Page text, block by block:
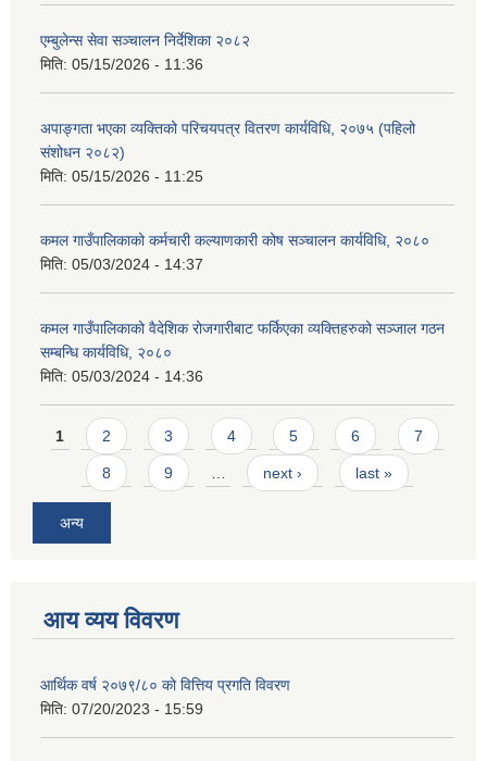
एम्बुलेन्स सेवा सञ्चालन निर्देशिका २०८२
मिति: 05/15/2026 - 11:36
अपाङ्गता भएका व्यक्तिको परिचयपत्र वितरण कार्यविधि, २०७५ (पहिलो
संशोधन २०८२)
मिति: 05/15/2026 - 11:25
कमल गाउँपालिकाको कर्मचारी कल्याणकारी कोष सञ्चालन कार्यविधि, २०८०
मिति: 05/03/2024 - 14:37
कमल गाउँपालिकाको वैदेशिक रोजगारीबाट फर्किएका व्यक्तिहरुको सञ्जाल गठन
सम्बन्धि कार्यविधि, २०८०
मिति: 05/03/2024 - 14:36
Pages
1 2 3 4 5 6 7
8 9 next › last »
अन्य
आय व्यय विवरण
आर्थिक वर्ष २०७९/८० को वित्तिय प्रगति विवरण
मिति: 07/20/2023 - 15:59